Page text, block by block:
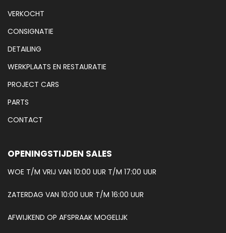
VERKOCHT
CONSIGNATIE
DETAILING
WERKPLAATS EN RESTAURATIE
PROJECT CARS
PARTS
CONTACT
OPENINGSTIJDEN SALES
WOE T/M VRIJ VAN 10:00 UUR T/M 17:00 UUR
ZATERDAG VAN 10:00 UUR T/M 16:00 UUR
AFWIJKEND OP AFSPRAAK MOGELIJK